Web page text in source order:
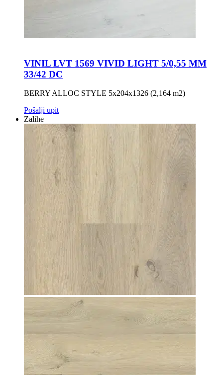
VINIL LVT 1569 VIVID LIGHT 5/0,55 MM
33/42 DC
BERRY ALLOC STYLE 5x204x1326 (2,164 m2)
Pošalji upit
Zalihe